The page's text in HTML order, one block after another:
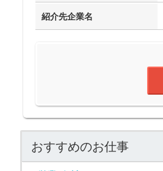
紹介先企業名
おすすめのお仕事